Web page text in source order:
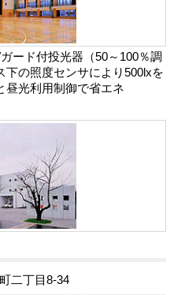
ード付投光器（50～100％調
の照度センサにより500lxを
昼光利用制御で省エネ
二丁目8-34